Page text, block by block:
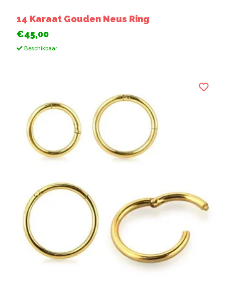
14 Karaat Gouden Neus Ring
€45,00
Beschikbaar